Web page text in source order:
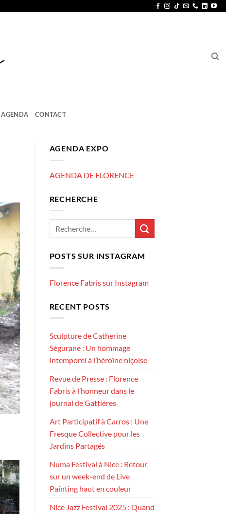
AGENDA CONTACT
AGENDA EXPO
AGENDA DE FLORENCE
RECHERCHE
POSTS SUR INSTAGRAM
Florence Fabris sur Instagram
RECENT POSTS
Sculpture de Catherine
Ségurane : Un hommage
intemporel à l’héroïne niçoise
Revue de Presse : Florence
Fabris à l’honneur dans le
journal de Gattières
Art Participatif à Carros : Une
Fresque Collective pour les
Jardins Partagés
Numa Festival à Nice : Retour
sur un week-end de Live
Painting haut en couleur
Nice Jazz Festival 2025 : Quand